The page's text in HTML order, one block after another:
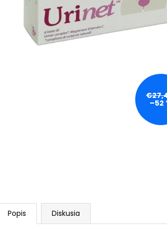
–52
Popis Diskusia
BIODERMA PHOTODERM BRUME
INVISIBLE OPAĽOVACÍ KRÉM S
MINERÁLNYMI UV FILTRAMISPF50+ (150